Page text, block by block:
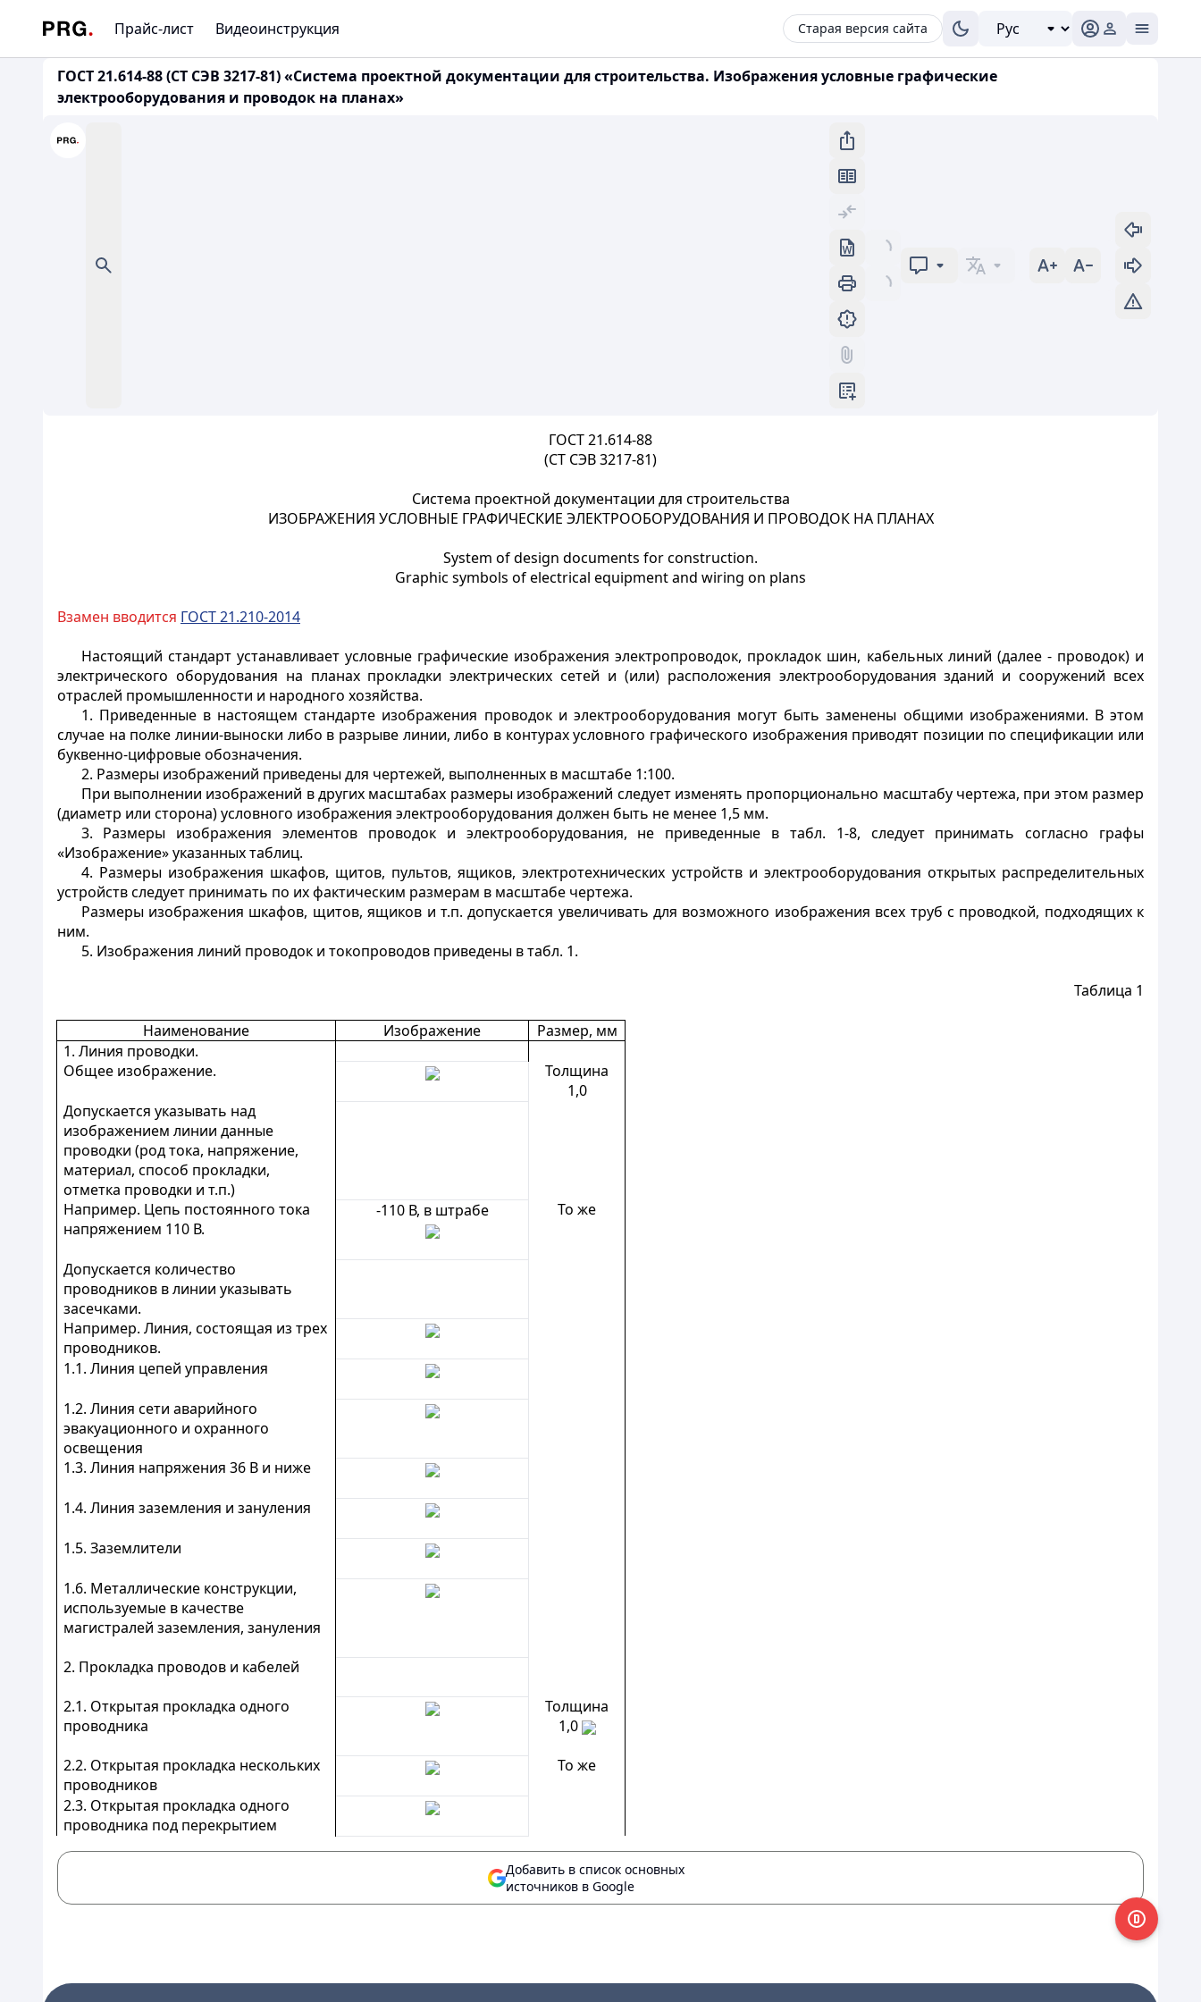
Прайс-лист Видеоинструкция Старая версия сайта
ГОСТ 21.614-88 (СТ СЭВ 3217-81) «Система проектной документации для строительства. Изображения условные графические
электрооборудования и проводок на планах»
ГОСТ 21.614-88
(СТ СЭВ 3217-81)
Система проектной документации для строительства
ИЗОБРАЖЕНИЯ УСЛОВНЫЕ ГРАФИЧЕСКИЕ ЭЛЕКТРООБОРУДОВАНИЯ И ПРОВОДОК НА ПЛАНАХ
System of design documents for construction.
Graphic symbols of electrical equipment and wiring on plans
Взамен вводится ГОСТ 21.210-2014
Настоящий стандарт устанавливает условные графические изображения электропроводок, прокладок шин, кабельных линий (далее - проводок) и
электрического оборудования на планах прокладки электрических сетей и (или) расположения электрооборудования зданий и сооружений всех
отраслей промышленности и народного хозяйства.
1. Приведенные в настоящем стандарте изображения проводок и электрооборудования могут быть заменены общими изображениями. В этом
случае на полке линии-выноски либо в разрыве линии, либо в контурах условного графического изображения приводят позиции по спецификации или
буквенно-цифровые обозначения.
2. Размеры изображений приведены для чертежей, выполненных в масштабе 1:100.
При выполнении изображений в других масштабах размеры изображений следует изменять пропорционально масштабу чертежа, при этом размер
(диаметр или сторона) условного изображения электрооборудования должен быть не менее 1,5 мм.
3. Размеры изображения элементов проводок и электрооборудования, не приведенные в табл. 1-8, следует принимать согласно графы
«Изображение» указанных таблиц.
4. Размеры изображения шкафов, щитов, пультов, ящиков, электротехнических устройств и электрооборудования открытых распределительных
устройств следует принимать по их фактическим размерам в масштабе чертежа.
Размеры изображения шкафов, щитов, ящиков и т.п. допускается увеличивать для возможного изображения всех труб с проводкой, подходящих к
ним.
5. Изображения линий проводок и токопроводов приведены в табл. 1.
Таблица 1
Наименование Изображение
Размер, мм
1. Линия проводки.
Общее изображение.
Толщина
1,0
Допускается указывать над
изображением линии данные
проводки (род тока, напряжение,
материал, способ прокладки,
отметка проводки и т.п.)
Например. Цепь постоянного тока
напряжением 110 В.
-110 В, в штрабе То же
Допускается количество
проводников в линии указывать
засечками.
Например. Линия, состоящая из трех
проводников.
1.1. Линия цепей управления
1.2. Линия сети аварийного
эвакуационного и охранного
освещения
1.3. Линия напряжения 36 В и ниже
1.4. Линия заземления и зануления
1.5. Заземлители
1.6. Металлические конструкции,
используемые в качестве
магистралей заземления, зануления
2. Прокладка проводов и кабелей
2.1. Открытая прокладка одного
проводника
Толщина
1,0
2.2. Открытая прокладка нескольких
проводников
То же
2.3. Открытая прокладка одного
проводника под перекрытием
Добавить в список основных
источников в Google